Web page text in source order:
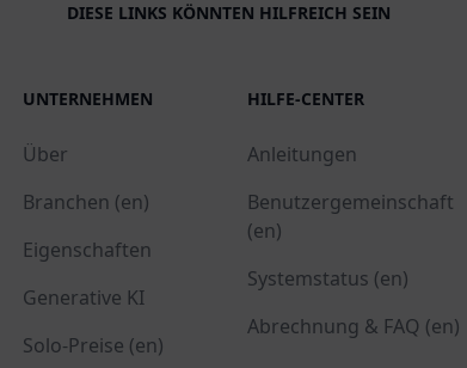
DIESE LINKS KÖNNTEN HILFREICH SEIN
UNTERNEHMEN
Über
Branchen (en)
Eigenschaften
Generative KI
Solo-Preise (en)
HILFE-CENTER
Anleitungen
Benutzergemeinschaft
(en)
Systemstatus (en)
Abrechnung & FAQ (en)